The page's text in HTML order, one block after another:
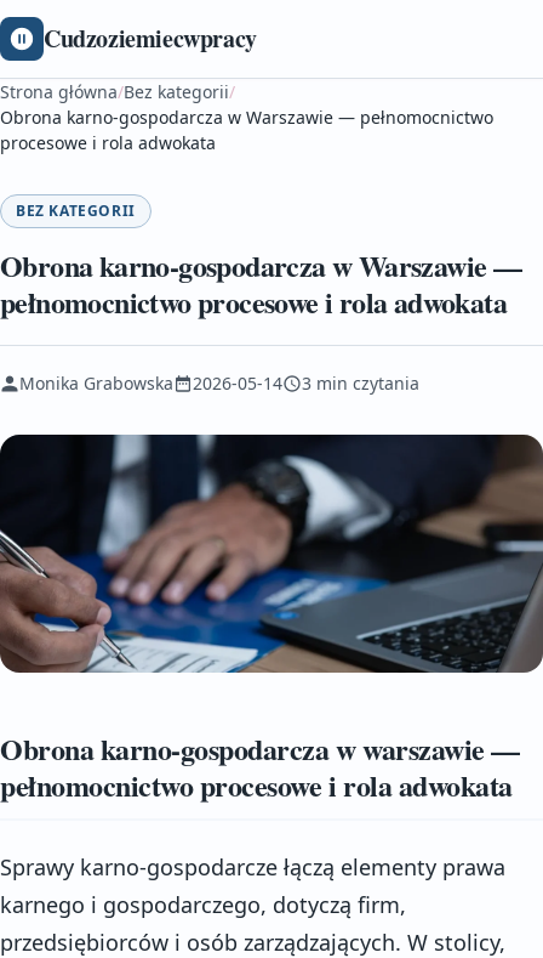
Cudzoziemiecwpracy
Strona główna/Bez kategorii/
Obrona karno-gospodarcza w Warszawie — pełnomocnictwo
procesowe i rola adwokata
BEZ KATEGORII
Obrona karno-gospodarcza w Warszawie —
pełnomocnictwo procesowe i rola adwokata
Monika Grabowska 2026-05-14 3 min czytania
Obrona karno-gospodarcza w warszawie —
pełnomocnictwo procesowe i rola adwokata
Sprawy karno-gospodarcze łączą elementy prawa
karnego i gospodarczego, dotyczą firm,
przedsiębiorców i osób zarządzających. W stolicy,